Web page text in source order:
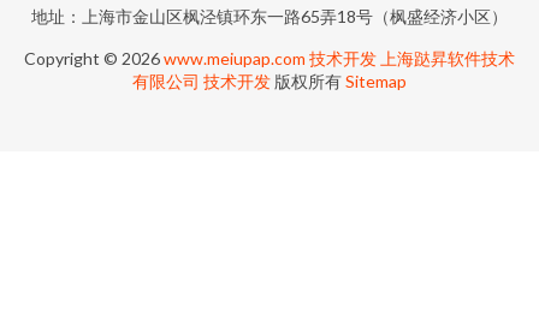
地址：上海市金山区枫泾镇环东一路65弄18号（枫盛经济小区）
Copyright © 2026www.meiupap.com 技术开发 上海跶昇软件技术
有限公司 技术开发 版权所有Sitemap